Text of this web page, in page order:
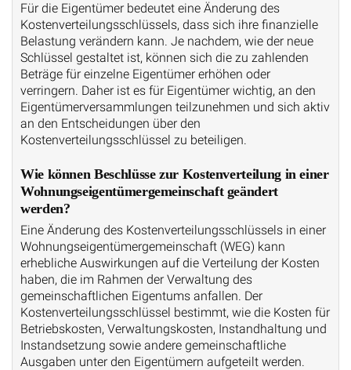
Für die Eigentümer bedeutet eine Änderung des
Kostenverteilungsschlüssels, dass sich ihre finanzielle
Belastung verändern kann. Je nachdem, wie der neue
Schlüssel gestaltet ist, können sich die zu zahlenden
Beträge für einzelne Eigentümer erhöhen oder
verringern. Daher ist es für Eigentümer wichtig, an den
Eigentümerversammlungen teilzunehmen und sich aktiv
an den Entscheidungen über den
Kostenverteilungsschlüssel zu beteiligen.
Wie können Beschlüsse zur Kostenverteilung in einer
Wohnungseigentümergemeinschaft geändert
werden?
Eine Änderung des Kostenverteilungsschlüssels in einer
Wohnungseigentümergemeinschaft (WEG) kann
erhebliche Auswirkungen auf die Verteilung der Kosten
haben, die im Rahmen der Verwaltung des
gemeinschaftlichen Eigentums anfallen. Der
Kostenverteilungsschlüssel bestimmt, wie die Kosten für
Betriebskosten, Verwaltungskosten, Instandhaltung und
Instandsetzung sowie andere gemeinschaftliche
Ausgaben unter den Eigentümern aufgeteilt werden.